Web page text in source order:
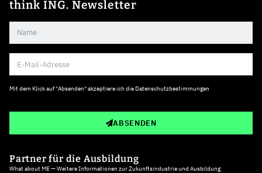
think ING. Newsletter
Mit dem Klick auf "Absenden" akzeptiere ich die Datenschutzbestimmungen
ABSENDEN
Partner für die Ausbildung
What about ME — Weitere Informationen zur Zukunftsindustrie und Ausbildung